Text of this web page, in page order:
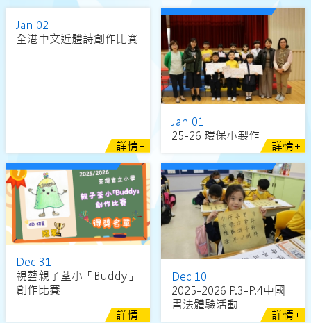
Jan 02
全港中文近體詩創作比賽
詳情+
Jan 01
25-26 環保小製作
詳情+
Dec 31
視藝親子荃小「Buddy」
創作比賽
詳情+
Dec 10
2025-2026 P.3-P.4中國
書法體驗活動
詳情+